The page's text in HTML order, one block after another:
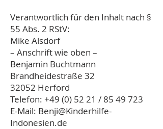
Verantwortlich für den Inhalt nach §
55 Abs. 2 RStV:
Mike Alsdorf
– Anschrift wie oben –
Benjamin Buchtmann
Brandheidestraße 32
32052 Herford
Telefon: +49 (0) 52 21 / 85 49 723
E-Mail: Benji@Kinderhilfe-
Indonesien.de